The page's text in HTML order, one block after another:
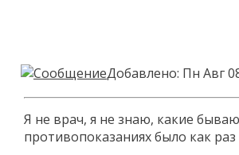
Добавлено: Пн Авг
Я не врач, я не знаю, какие
противопоказаниях было как